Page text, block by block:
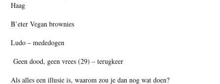
Haag
B’eter Vegan brownies
Ludo – mededogen
Geen dood, geen vrees (29) – terugkeer
Als alles een illusie is, waarom zou je dan nog wat doen?